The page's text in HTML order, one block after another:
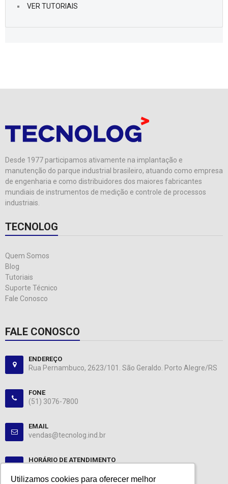
Utilizamos cookies para oferecer melhor
Utilizamos cookies para oferecer melhor
VER TUTORIAIS
Desde 1977 participamos ativamente na implantação e
manutenção do parque industrial brasileiro, atuando como empresa
de engenharia e como distribuidores dos maiores fabricantes
mundiais de instrumentos de medição e controle de processos
industriais.
TECNOLOG
Quem Somos
Blog
Tutoriais
Suporte Técnico
Fale Conosco
FALE CONOSCO
ENDEREÇO
Rua Pernambuco, 2623/101. São Geraldo. Porto Alegre/RS
FONE
(51) 3076-7800
EMAIL
vendas@tecnolog.ind.br
HORÁRIO DE ATENDIMENTO